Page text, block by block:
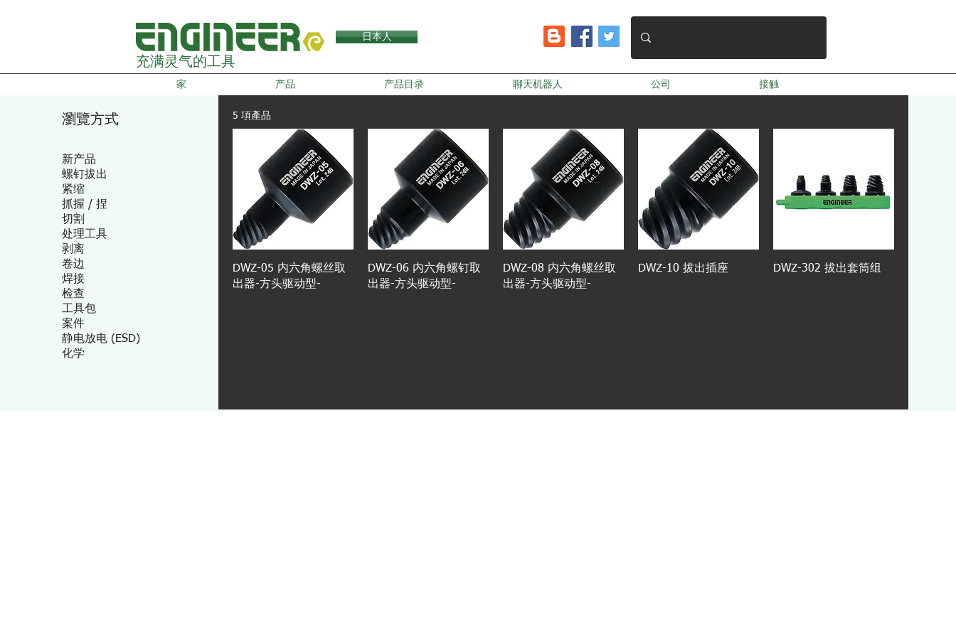
日本人
充满灵气的工具
家 产品 产品目录 聊天机器人 公司 接触
瀏覽方式
新产品
螺钉拔出
紧缩
抓握 / 捏
切割
处理工具
剥离
卷边
焊接
检查
工具包
案件
静电放电 (ESD)
化学
5 項產品
DWZ-05 内六角螺丝取
出器-方头驱动型-
DWZ-06 内六角螺钉取
出器-方头驱动型-
DWZ-08 内六角螺丝取
出器-方头驱动型-
DWZ-10 拔出插座 DWZ-302 拔出套筒组